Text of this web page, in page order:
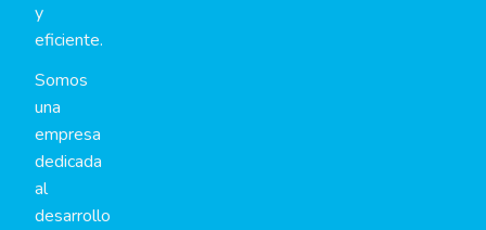
y
eficiente.
Somos
una
empresa
dedicada
al
desarrollo